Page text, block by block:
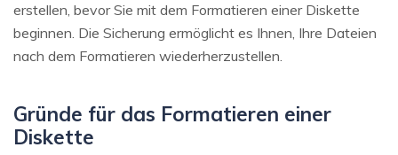
erstellen, bevor Sie mit dem Formatieren einer Diskette
beginnen. Die Sicherung ermöglicht es Ihnen, Ihre Dateien
nach dem Formatieren wiederherzustellen.
Gründe für das Formatieren einer
Diskette